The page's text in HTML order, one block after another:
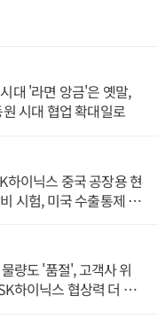
대 '라면 앙금'은 옛말,
시대 협업 확대일로
하이닉스 중국 공장용 현
시험, 미국 수출통제 대
량도 '품절', 고객사 위
하이닉스 협상력 더 키